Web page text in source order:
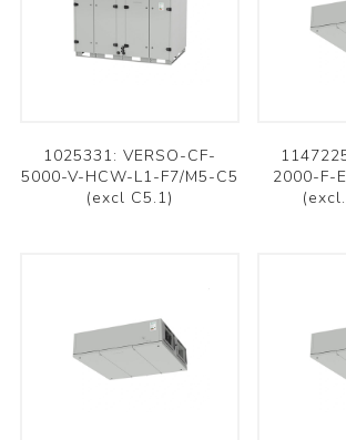
1025331: VERSO-CF-
5000-V-HCW-L1-F7/M5-C5
(excl C5.1)
2000-F-